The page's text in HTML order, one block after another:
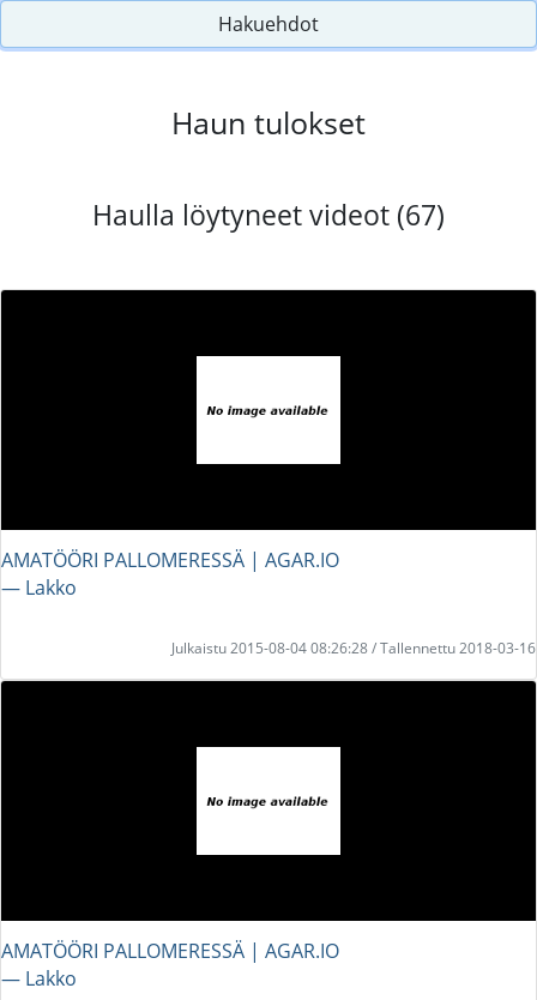
Hakuehdot
Haun tulokset
Haulla löytyneet videot (67)
AMATÖÖRI PALLOMERESSÄ | AGAR.IO
― Lakko
Julkaistu 2015-08-04 08:26:28 / Tallennettu 2018-03-16
AMATÖÖRI PALLOMERESSÄ | AGAR.IO
― Lakko